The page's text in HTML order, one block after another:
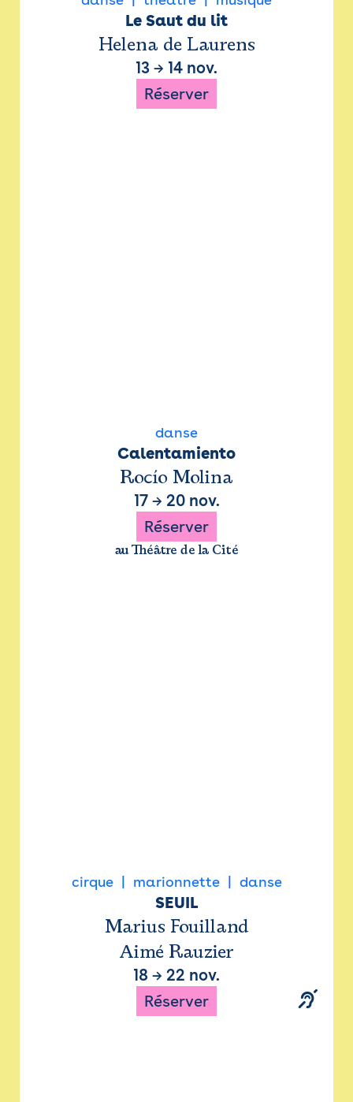
Le Saut du lit
Helena de Laurens
13 → 14 nov.
Réserver
danse
Calentamiento
Rocío Molina
17→ 20 nov.
Réserver
au Théâtre de la Cité
cirque marionnette danse
SEUIL
Marius Fouilland
Aimé Rauzier
18 → 22 nov.
Réserver